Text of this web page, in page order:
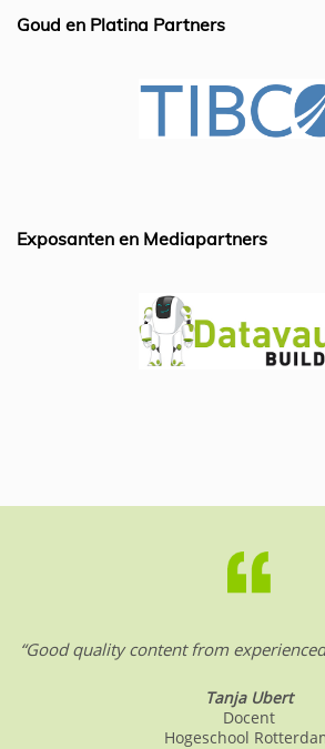
k
Goud en Platina Partners
Exposanten en Mediapartners
“Good quality content from
Tanja Ubert
Docent
Hogeschool